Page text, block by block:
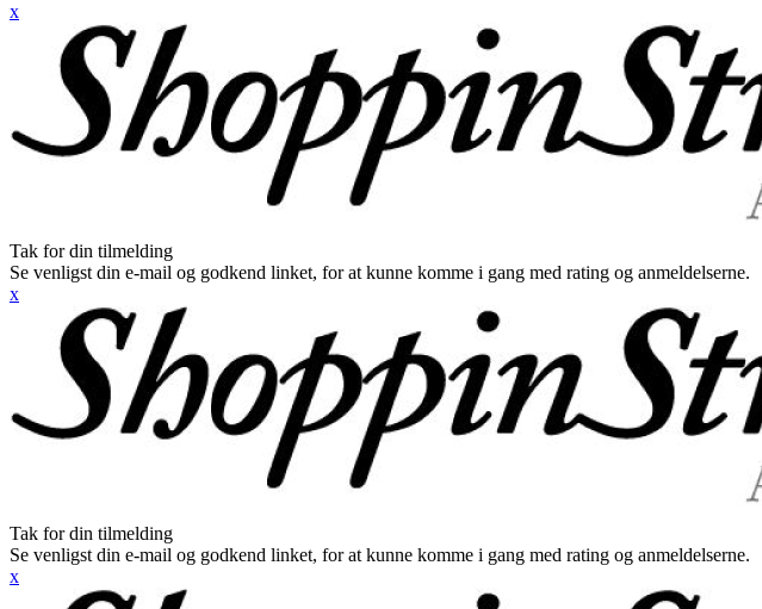
x
Tak for din tilmelding
Se venligst din e-mail og godkend linket, for at kunne komme i gang med rating og anmeldelserne.
x
Tak for din tilmelding
Se venligst din e-mail og godkend linket, for at kunne komme i gang med rating og anmeldelserne.
x